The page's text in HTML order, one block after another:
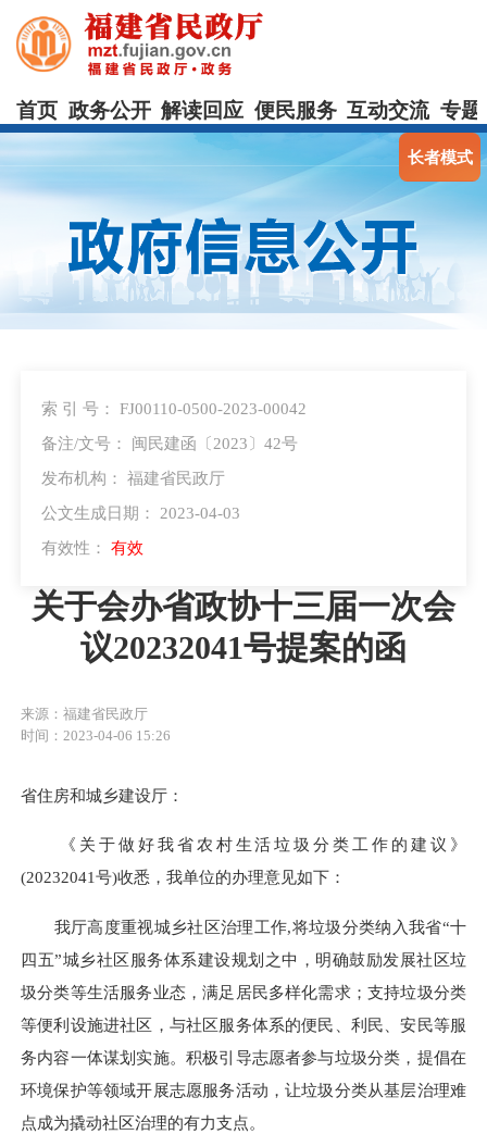
首页 政务公开 解读回应 便民服务 互动交流 专题
长者模式
索 引 号： FJ00110-0500-2023-00042
备注/文号： 闽民建函〔2023〕42号
发布机构： 福建省民政厅
公文生成日期： 2023-04-03
有效性： 有效
关于会办省政协十三届一次会
议20232041号提案的函
来源：福建省民政厅
时间：2023-04-06 15:26
省住房和城乡建设厅：
《关于做好我省农村生活垃圾分类工作的建议》
(20232041号)收悉，我单位的办理意见如下：
我厅高度重视城乡社区治理工作,将垃圾分类纳入我省“十
四五”城乡社区服务体系建设规划之中，明确鼓励发展社区垃
圾分类等生活服务业态，满足居民多样化需求；支持垃圾分类
等便利设施进社区，与社区服务体系的便民、利民、安民等服
务内容一体谋划实施。积极引导志愿者参与垃圾分类，提倡在
环境保护等领域开展志愿服务活动，让垃圾分类从基层治理难
点成为撬动社区治理的有力支点。